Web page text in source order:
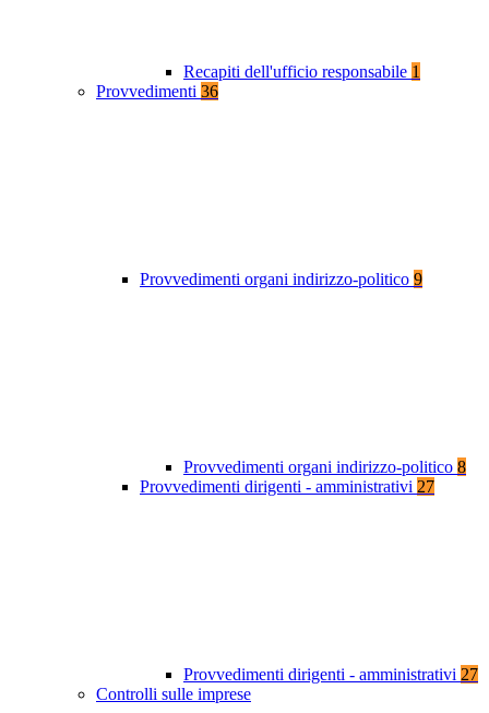
Recapiti dell'ufficio responsabile 1
Provvedimenti 36
Provvedimenti organi indirizzo-politico 9
Provvedimenti organi indirizzo-politico 8
Provvedimenti dirigenti - amministrativi 27
Provvedimenti dirigenti - amministrativi 27
Controlli sulle imprese